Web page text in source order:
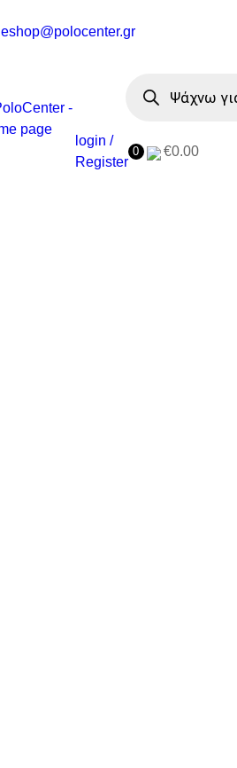
eshop@polocenter.gr
προϊόντων
login /
Register
0 €0.00